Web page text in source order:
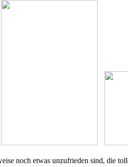
noch etwas unzufrieden sind, die